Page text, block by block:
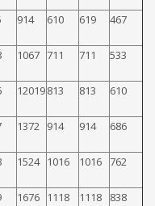
914 610 619 467
1067 711 711 533
12019813 813 610
1372 914 914 686
1524 1016 1016 762
1676 1118 1118 838